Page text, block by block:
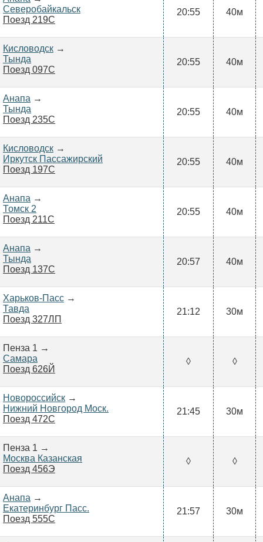
Северобайкальск
Поезд 219С
20:55 40м
Кисловодск →
Тында
Поезд 097С
20:55 40м
Анапа →
Тында
Поезд 235С
20:55 40м
Кисловодск →
Иркутск Пассажирский
Поезд 197С
20:55 40м
Анапа →
Томск 2
Поезд 211С
20:55 40м
Анапа →
Тында
Поезд 137С
20:57 40м
Харьков-Пасс →
Тавда
Поезд 327ЛП
21:12 30м
Пенза 1 →
Самара
Поезд 626Й
◊ ◊
Новороссийск →
Нижний Новгород Моск.
Поезд 472С
21:45 30м
Пенза 1 →
Москва Казанская
Поезд 456Э
◊ ◊
Анапа →
Екатеринбург Пасс.
Поезд 555С
21:57 30м